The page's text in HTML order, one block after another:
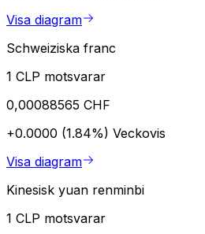
Visa diagram
Schweiziska franc
1 CLP motsvarar
0,00088565 CHF
+0.0000 (1.84%) Veckovis
Visa diagram
Kinesisk yuan renminbi
1 CLP motsvarar